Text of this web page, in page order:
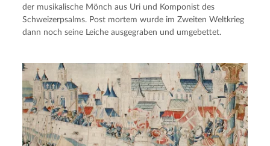
der musikalische Mönch aus Uri und Komponist des
Schweizerpsalms. Post mortem wurde im Zweiten Weltkrieg
dann noch seine Leiche ausgegraben und umgebettet.